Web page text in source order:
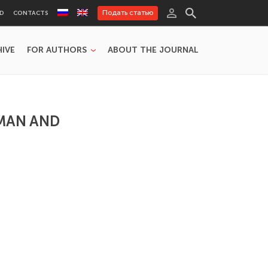
CONTACTS Подать статью
FOR AUTHORS ABOUT THE JOURNAL
AND